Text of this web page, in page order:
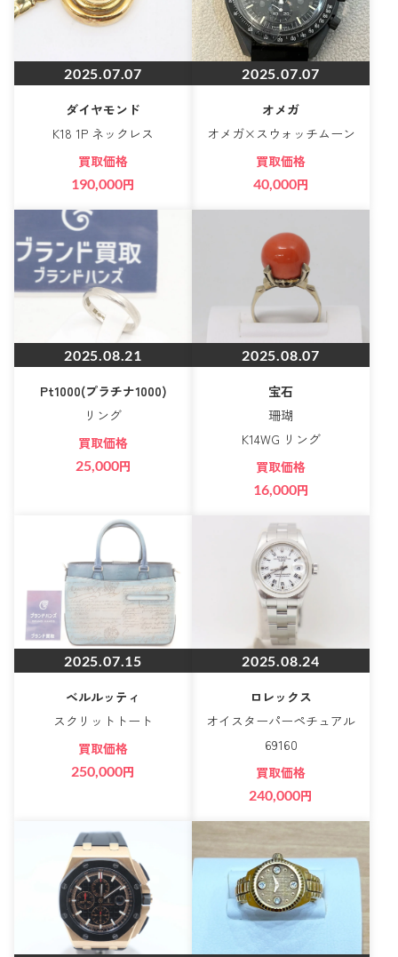
2025.07.07
ダイヤモンド
K18 1P ネックレス
買取価格
190,000円
2025.07.07
オメガ
オメガ×スウォッチムーン
買取価格
40,000円
2025.08.21
Pt1000(プラチナ1000)
リング
買取価格
25,000円
2025.08.07
宝石
珊瑚
K14WG リング
買取価格
16,000円
2025.07.15
ベルルッティ
スクリットトート
買取価格
250,000円
2025.08.24
ロレックス
オイスターパーペチュアル
69160
買取価格
240,000円